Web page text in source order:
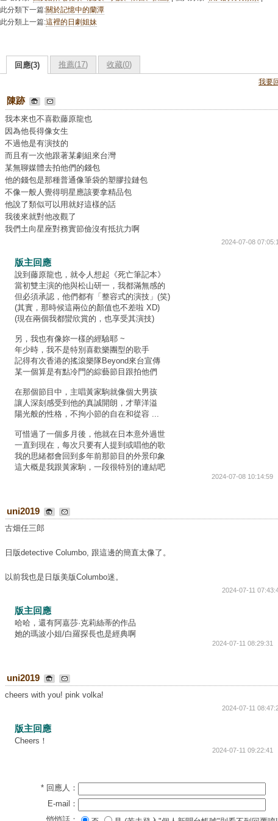
此分類下一篇:關於記憶中的蘭潭
此分類上一篇:這裡的日劇姐妹
回應(3) 推薦(17) 收藏(0)
我要
陳跡
我本來也不喜歡藤原龍也
因為他長得像女生
不過他是有演技的
而且有一次他跟著某劇組來台灣
某無聊媒體去拍他們的錢包
他的錢包是那種普通像筆袋的塑膠拉鏈包
不像一般人覺得明星應該要拿精品包
他說了類似可以用就好這樣的話
我後來就對他改觀了
我們土向星座對務實節儉沒有抵抗力啊
2024-07-08
版主回應
說到藤原龍也，就令人想起《死亡筆記本》
當初雙主演的他與松山研一，我都滿無感的
但必須承認，他們都有「整容式的演技」(笑)
(其實，那時候這兩位的顏值也不差啦 XD)
(現在兩個我都蠻欣賞的，也享受其演技)
另，我也有像妳一樣的經驗耶 ~
年少時，我不是特別喜歡樂團型的歌手
記得有次香港的搖滾樂隊Beyond來台宣傳
某一個算是有點冷門的綜藝節目跟拍他們
在那個節目中，主唱黃家駒就像個大男孩
讓人深刻感受到他的真誠開朗，才華洋溢
陽光般的性格，不拘小節的自在和從容 ...
可惜過了一個多月後，他就在日本意外過世
一直到現在，每次只要有人提到或唱他的歌
我的思緒都會回到多年前那節目的外景印象
這大概是我跟黃家駒，一段很特別的連結吧
2024-07-08 10:14:59
uni2019
古畑任三郎
日版detective Columbo, 跟這邊的簡直太像了。
以前我也是日版美版Columbo迷。
2024-07-11
版主回應
哈哈，還有阿嘉莎·克莉絲蒂的作品
她的瑪波小姐/白羅探長也是經典啊
2024-07-11 08:29:31
uni2019
cheers with you! pink volka!
2024-07-11
版主回應
Cheers！
2024-07-11 09:22:41
* 回應人：
E-mail：